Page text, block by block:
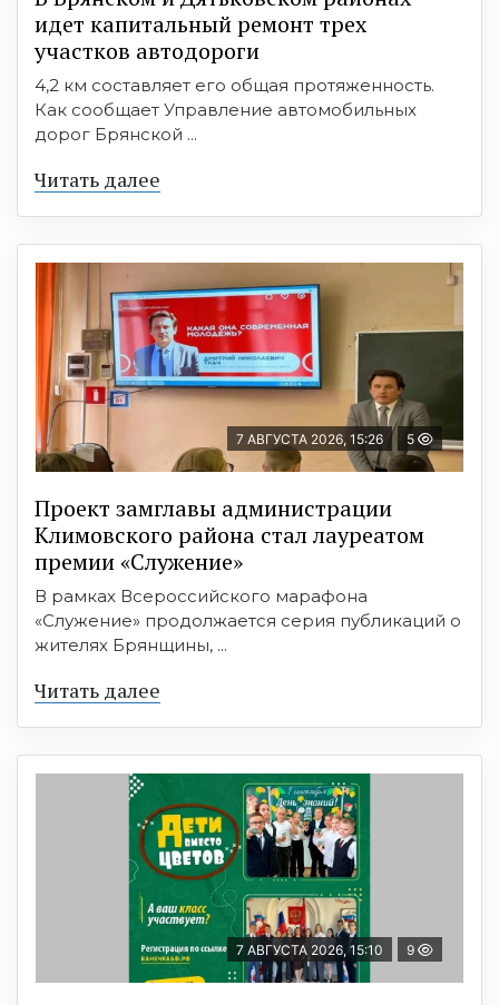
идет капитальный ремонт трех
участков автодороги
4,2 км составляет его общая протяженность.
Как сообщает Управление автомобильных
дорог Брянской ...
Читать далее
7 АВГУСТА 2026, 15:26 5
Проект замглавы администрации
Климовского района стал лауреатом
премии «Служение»
В рамках Всероссийского марафона
«Служение» продолжается серия публикаций о
жителях Брянщины, ...
Читать далее
7 АВГУСТА 2026, 15:10 9